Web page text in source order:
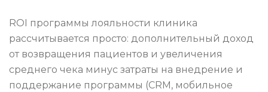
ROI программы лояльности клиника
рассчитывается просто: дополнительный доход
от возвращения пациентов и увеличения
среднего чека минус затраты на внедрение и
поддержание программы (CRM, мобильное